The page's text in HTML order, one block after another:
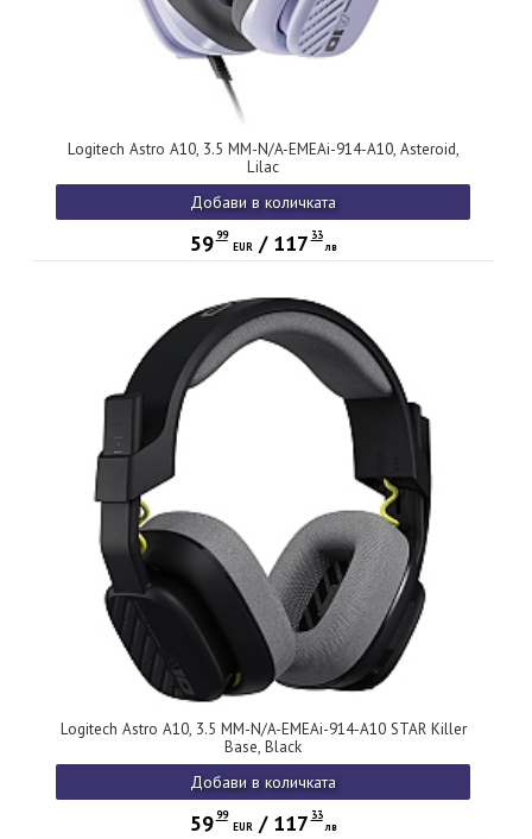
Logitech Astro A10, 3.5 MM-N/A-EMEAi-914-A10, Asteroid,
Lilac
Добави в количката
59 99
EUR/ 117 33
лв
Logitech Astro A10, 3.5 MM-N/A-EMEAi-914-A10 STAR Killer
Base, Black
Добави в количката
59 99
EUR/ 117 33
лв